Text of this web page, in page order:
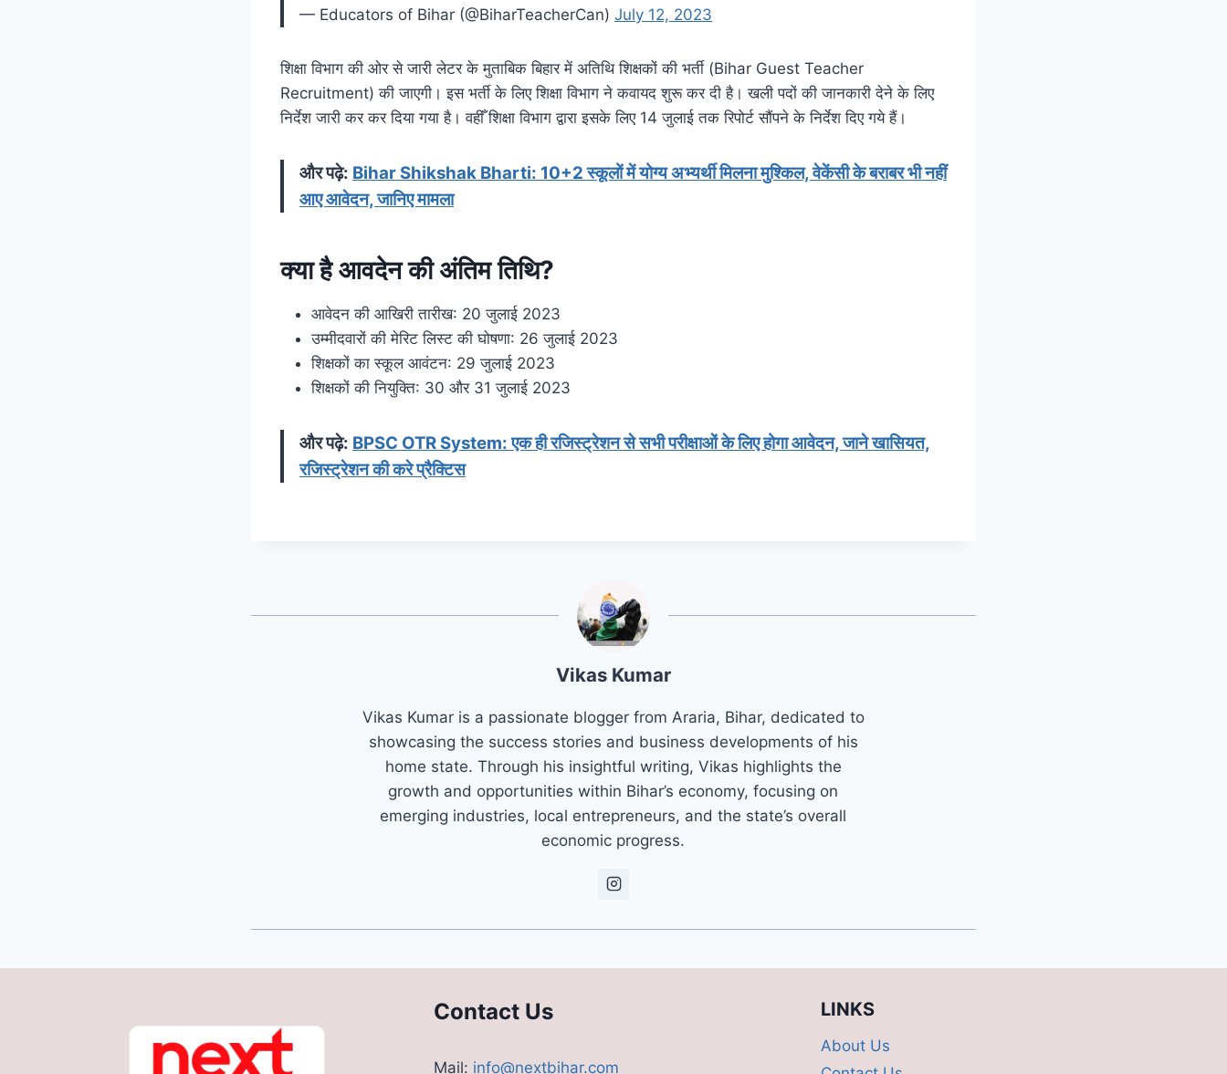
— Educators of Bihar (@BiharTeacherCan) July 12, 2023
शिक्षा विभाग की ओर से जारी लेटर के मुताबिक बिहार में अतिथि शिक्षकों की भर्ती (Bihar Guest Teacher
Recruitment) की जाएगी। इस भर्ती के लिए शिक्षा विभाग ने कवायद शुरू कर दी है। खली पदों की जानकारी देने के लिए
निर्देश जारी कर कर दिया गया है। वहीँ शिक्षा विभाग द्वारा इसके लिए 14 जुलाई तक रिपोर्ट सौंपने के निर्देश दिए गये हैं।
और पढ़े: Bihar Shikshak Bharti: 10+2 स्कूलों में योग्य अभ्यर्थी मिलना मुश्किल, वेकेंसी के बराबर भी नहीं
आए आवेदन, जानिए मामला
क्या है आवदेन की अंतिम तिथि?
आवेदन की आखिरी तारीख: 20 जुलाई 2023
उम्मीदवारों की मेरिट लिस्ट की घोषणा: 26 जुलाई 2023
शिक्षकों का स्कूल आवंटन: 29 जुलाई 2023
शिक्षकों की नियुक्ति: 30 और 31 जुलाई 2023
और पढ़े: BPSC OTR System: एक ही रजिस्ट्रेशन से सभी परीक्षाओं के लिए होगा आवेदन, जाने खासियत,
रजिस्ट्रेशन की करे प्रैक्टिस
Vikas Kumar
Vikas Kumar is a passionate blogger from Araria, Bihar, dedicated to
showcasing the success stories and business developments of his
home state. Through his insightful writing, Vikas highlights the
growth and opportunities within Bihar’s economy, focusing on
emerging industries, local entrepreneurs, and the state’s overall
economic progress.
Contact Us
Mail: info@nextbihar.com
LINKS
About Us